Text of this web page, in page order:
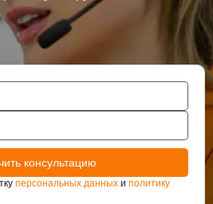
персональных данных и политику